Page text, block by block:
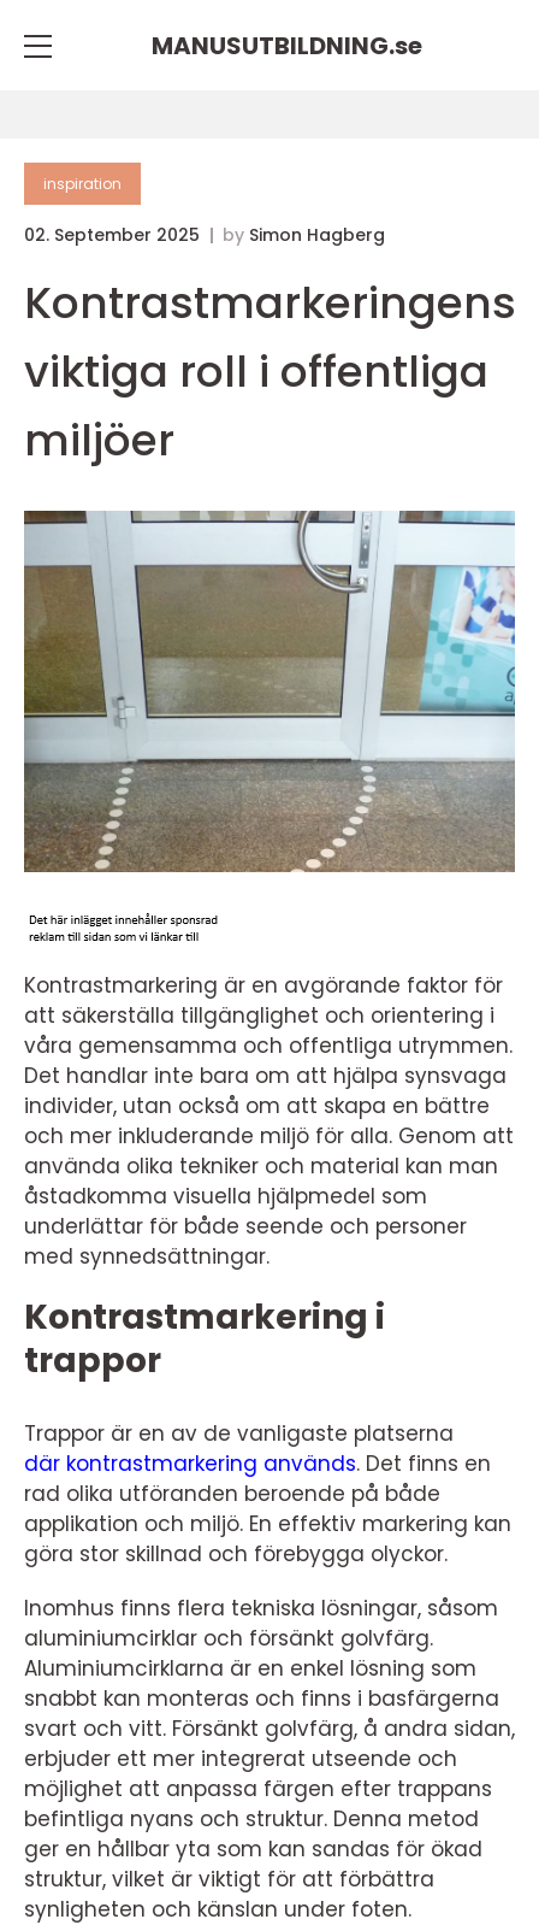
MANUSUTBILDNING.se
inspiration
02. September 2025 by Simon Hagberg
Kontrastmarkeringens
viktiga roll i offentliga
miljöer
Kontrastmarkering är en avgörande faktor för
att säkerställa tillgänglighet och orientering i
våra gemensamma och offentliga utrymmen.
Det handlar inte bara om att hjälpa synsvaga
individer, utan också om att skapa en bättre
och mer inkluderande miljö för alla. Genom att
använda olika tekniker och material kan man
åstadkomma visuella hjälpmedel som
underlättar för både seende och personer
med synnedsättningar.
Kontrastmarkering i
trappor
Trappor är en av de vanligaste platserna
där kontrastmarkering används. Det finns en
rad olika utföranden beroende på både
applikation och miljö. En effektiv markering kan
göra stor skillnad och förebygga olyckor.
Inomhus finns flera tekniska lösningar, såsom
aluminiumcirklar och försänkt golvfärg.
Aluminiumcirklarna är en enkel lösning som
snabbt kan monteras och finns i basfärgerna
svart och vitt. Försänkt golvfärg, å andra sidan,
erbjuder ett mer integrerat utseende och
möjlighet att anpassa färgen efter trappans
befintliga nyans och struktur. Denna metod
ger en hållbar yta som kan sandas för ökad
struktur, vilket är viktigt för att förbättra
synligheten och känslan under foten.